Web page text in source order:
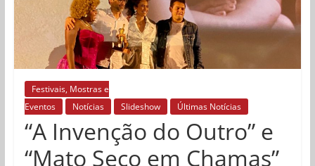
Festivais, Mostras e
Eventos
Notícias Slideshow Últimas Notícias
“A Invenção do Outro” e
“Mato Seco em Chamas”